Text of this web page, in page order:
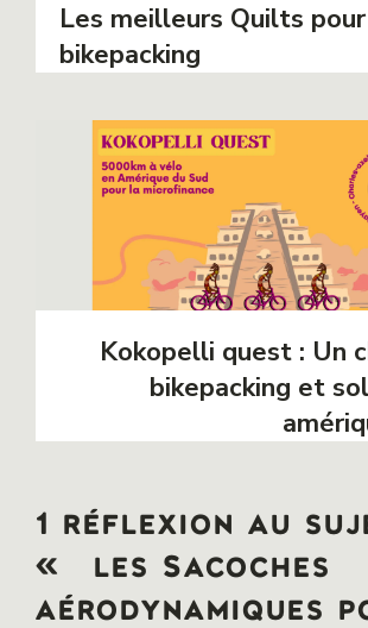
Les meilleurs Quilts
bikepacking
Kokopelli quest : Un
bikepacking et
1 réflexion au
« les Sacoches
aérodynamiques